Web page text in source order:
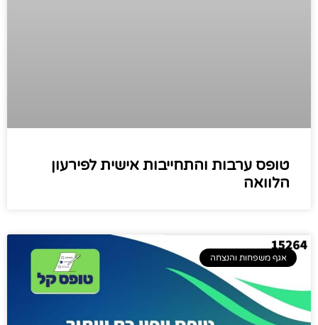
טופס ערבות והתחייבות אישית לפירעון
הלוואה
אגף משפחות והנצחה